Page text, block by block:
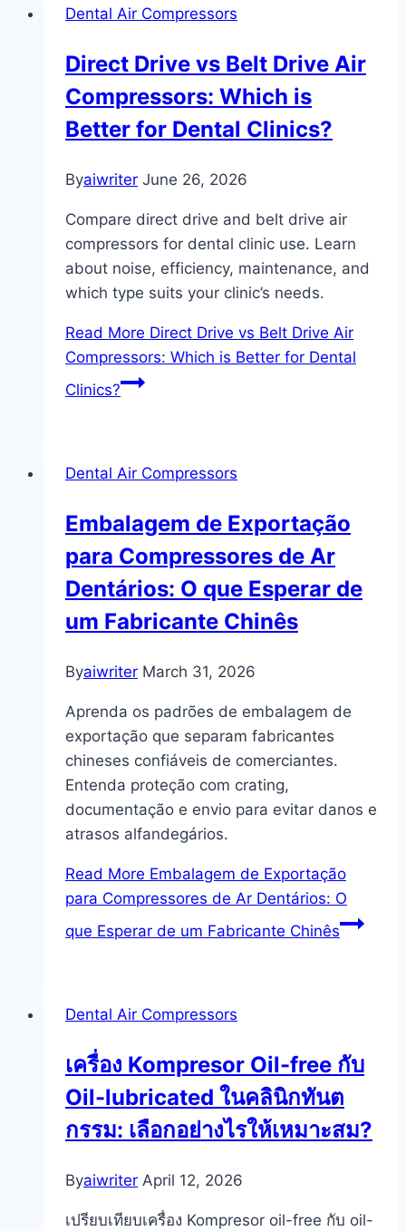
Dental Air Compressors
Direct Drive vs Belt Drive Air
Compressors: Which is
Better for Dental Clinics?
Byaiwriter June 26, 2026
Compare direct drive and belt drive air
compressors for dental clinic use. Learn
about noise, efficiency, maintenance, and
which type suits your clinic’s needs.
Read More Direct Drive vs Belt Drive Air
Compressors: Which is Better for Dental
Clinics?
Dental Air Compressors
Embalagem de Exportação
para Compressores de Ar
Dentários: O que Esperar de
um Fabricante Chinês
Byaiwriter March 31, 2026
Aprenda os padrões de embalagem de
exportação que separam fabricantes
chineses confiáveis de comerciantes.
Entenda proteção com crating,
documentação e envio para evitar danos e
atrasos alfandegários.
Read More Embalagem de Exportação
para Compressores de Ar Dentários: O
que Esperar de um Fabricante Chinês
Dental Air Compressors
เครื่อง Kompresor Oil-free กับ
Oil-lubricated ในคลินิกทันต
กรรม: เลือกอย่างไรให้เหมาะสม?
Byaiwriter April 12, 2026
เปรียบเทียบเครื่อง Kompresor oil-free กับ oil-